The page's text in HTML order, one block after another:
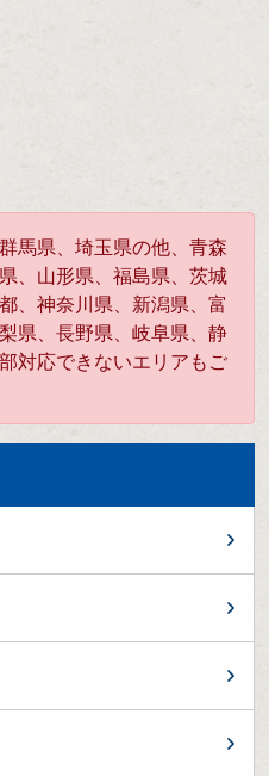
群馬県、埼玉県の他、青森
、山形県、福島県、茨城
、神奈川県、新潟県、富
県、長野県、岐阜県、静
対応できないエリアもご